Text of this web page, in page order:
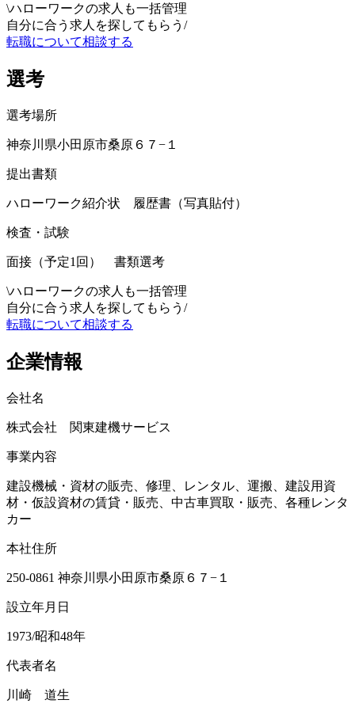
\ハローワークの求人も一括管理
自分に合う求人を探してもらう /
転職について相談する
選考
選考場所
神奈川県小田原市桑原６７−１
提出書類
ハローワーク紹介状 履歴書（写真貼付）
検査・試験
面接（予定1回） 書類選考
\ハローワークの求人も一括管理
自分に合う求人を探してもらう /
転職について相談する
企業情報
会社名
株式会社 関東建機サービス
事業内容
建設機械・資材の販売、修理、レンタル、運搬、建設用資
材・仮設資材の賃貸・販売、中古車買取・販売、各種レンタ
カー
本社住所
250-0861 神奈川県小田原市桑原６７−１
設立年月日
1973/昭和48年
代表者名
川崎 道生